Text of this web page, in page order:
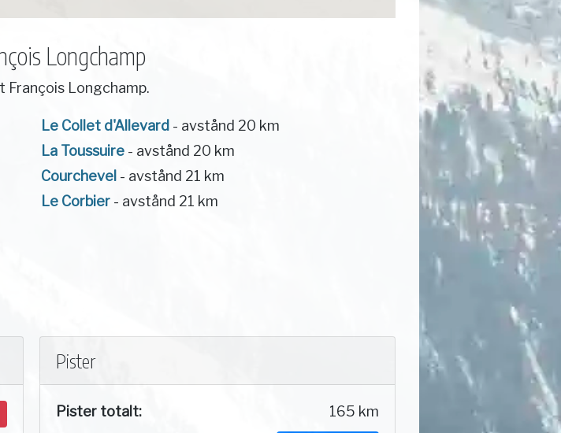
Longchamp
François Longchamp.
Le Collet d'Allevard - avstånd 20 km
La Toussuire- avstånd 20 km
Courchevel - avstånd 21 km
Le Corbier- avstånd 21 km
Pister
Pister totalt:
165 km